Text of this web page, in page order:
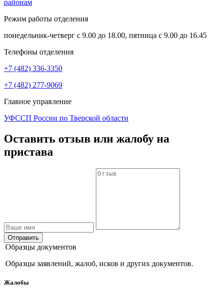
районам
Режим работы отделения
понедельник-четверг с 9.00 до 18.00, пятница с 9.00 до 16.45
Телефоны отделения
+7 (482) 336-3350
+7 (482) 277-9069
Главное управление
УФССП России по Тверской области
Оставить отзыв или жалобу на
пристава
Отправить
Образцы документов
Образцы заявлений, жалоб, исков и других документов.
Жалобы